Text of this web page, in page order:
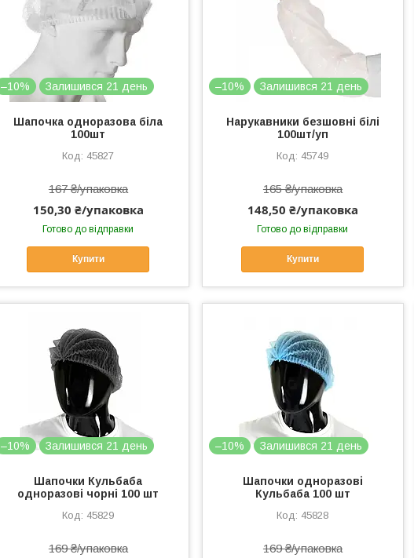
–10% Залишився 21 день
Шапочка одноразова біла
100шт
45827
167 ₴/упаковка
150,30 ₴/упаковка
Готово до відправки
Купити
–10% Залишився 21 день
Нарукавники безшовні білі
100шт/уп
45749
165 ₴/упаковка
148,50 ₴/упаковка
Готово до відправки
Купити
–10% Залишився 21 день
Шапочки Кульбаба
одноразові чорні 100 шт
45829
169 ₴/упаковка
–10% Залишився 21 день
Шапочки одноразові
Кульбаба 100 шт
45828
169 ₴/упаковка